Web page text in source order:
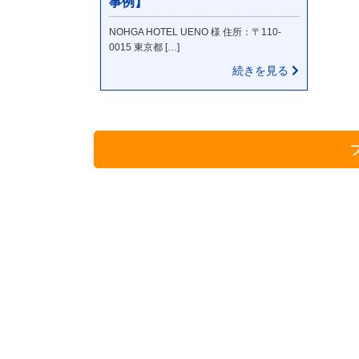
NOHGA HOTEL UENO 様 住所：〒110-
0015 東京都 […]
続きを見る